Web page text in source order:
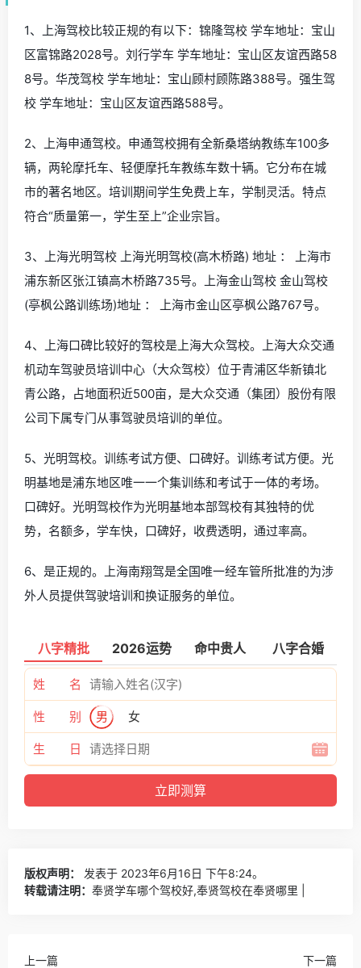
1、上海驾校比较正规的有以下：锦隆驾校 学车地址：宝山
区富锦路2028号。刘行学车 学车地址：宝山区友谊西路58
8号。华茂驾校 学车地址：宝山顾村顾陈路388号。强生驾
校 学车地址：宝山区友谊西路588号。
2、上海申通驾校。申通驾校拥有全新桑塔纳教练车100多
辆，两轮摩托车、轻便摩托车教练车数十辆。它分布在城
市的著名地区。培训期间学生免费上车，学制灵活。特点
符合“质量第一，学生至上”企业宗旨。
3、上海光明驾校 上海光明驾校(高木桥路) 地址 ： 上海市
浦东新区张江镇高木桥路735号。上海金山驾校 金山驾校
(亭枫公路训练场)地址 ： 上海市金山区亭枫公路767号。
4、上海口碑比较好的驾校是上海大众驾校。上海大众交通
机动车驾驶员培训中心（大众驾校）位于青浦区华新镇北
青公路，占地面积近500亩，是大众交通（集团）股份有限
公司下属专门从事驾驶员培训的单位。
5、光明驾校。训练考试方便、口碑好。训练考试方便。光
明基地是浦东地区唯一一个集训练和考试于一体的考场。
口碑好。光明驾校作为光明基地本部驾校有其独特的优
势，名额多，学车快，口碑好，收费透明，通过率高。
6、是正规的。上海南翔驾是全国唯一经车管所批准的为涉
外人员提供驾驶培训和换证服务的单位。
八字精批 2026运势 命中贵人 八字合婚
姓 名
性 别 男 女
生 日
版权声明：
发表于 2023年6月16日 下午8:24。
转载请注明： 奉贤学车哪个驾校好,奉贤驾校在奉贤哪里 |
上一篇 下一篇